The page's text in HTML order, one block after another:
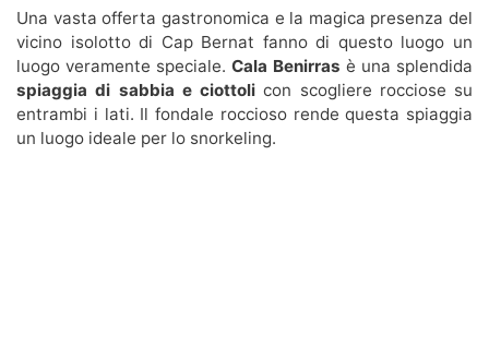
Una vasta offerta gastronomica e la magica presenza del
vicino isolotto di Cap Bernat fanno di questo luogo un
luogo veramente speciale. Cala Benirras è una splendida
spiaggia di sabbia e ciottoli con scogliere rocciose su
entrambi i lati. Il fondale roccioso rende questa spiaggia
un luogo ideale per lo snorkeling.